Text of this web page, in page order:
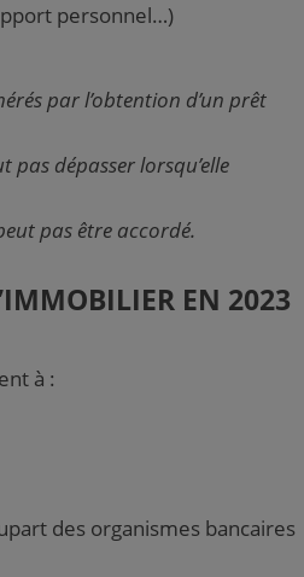
personnel…)
par l’obtention d’un prêt
pas dépasser lorsqu’elle
pas être accordé.
EN 2023
à :
des organismes bancaires